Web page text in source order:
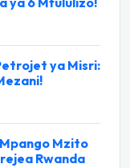
ya Misri:
Mzito
Rwanda